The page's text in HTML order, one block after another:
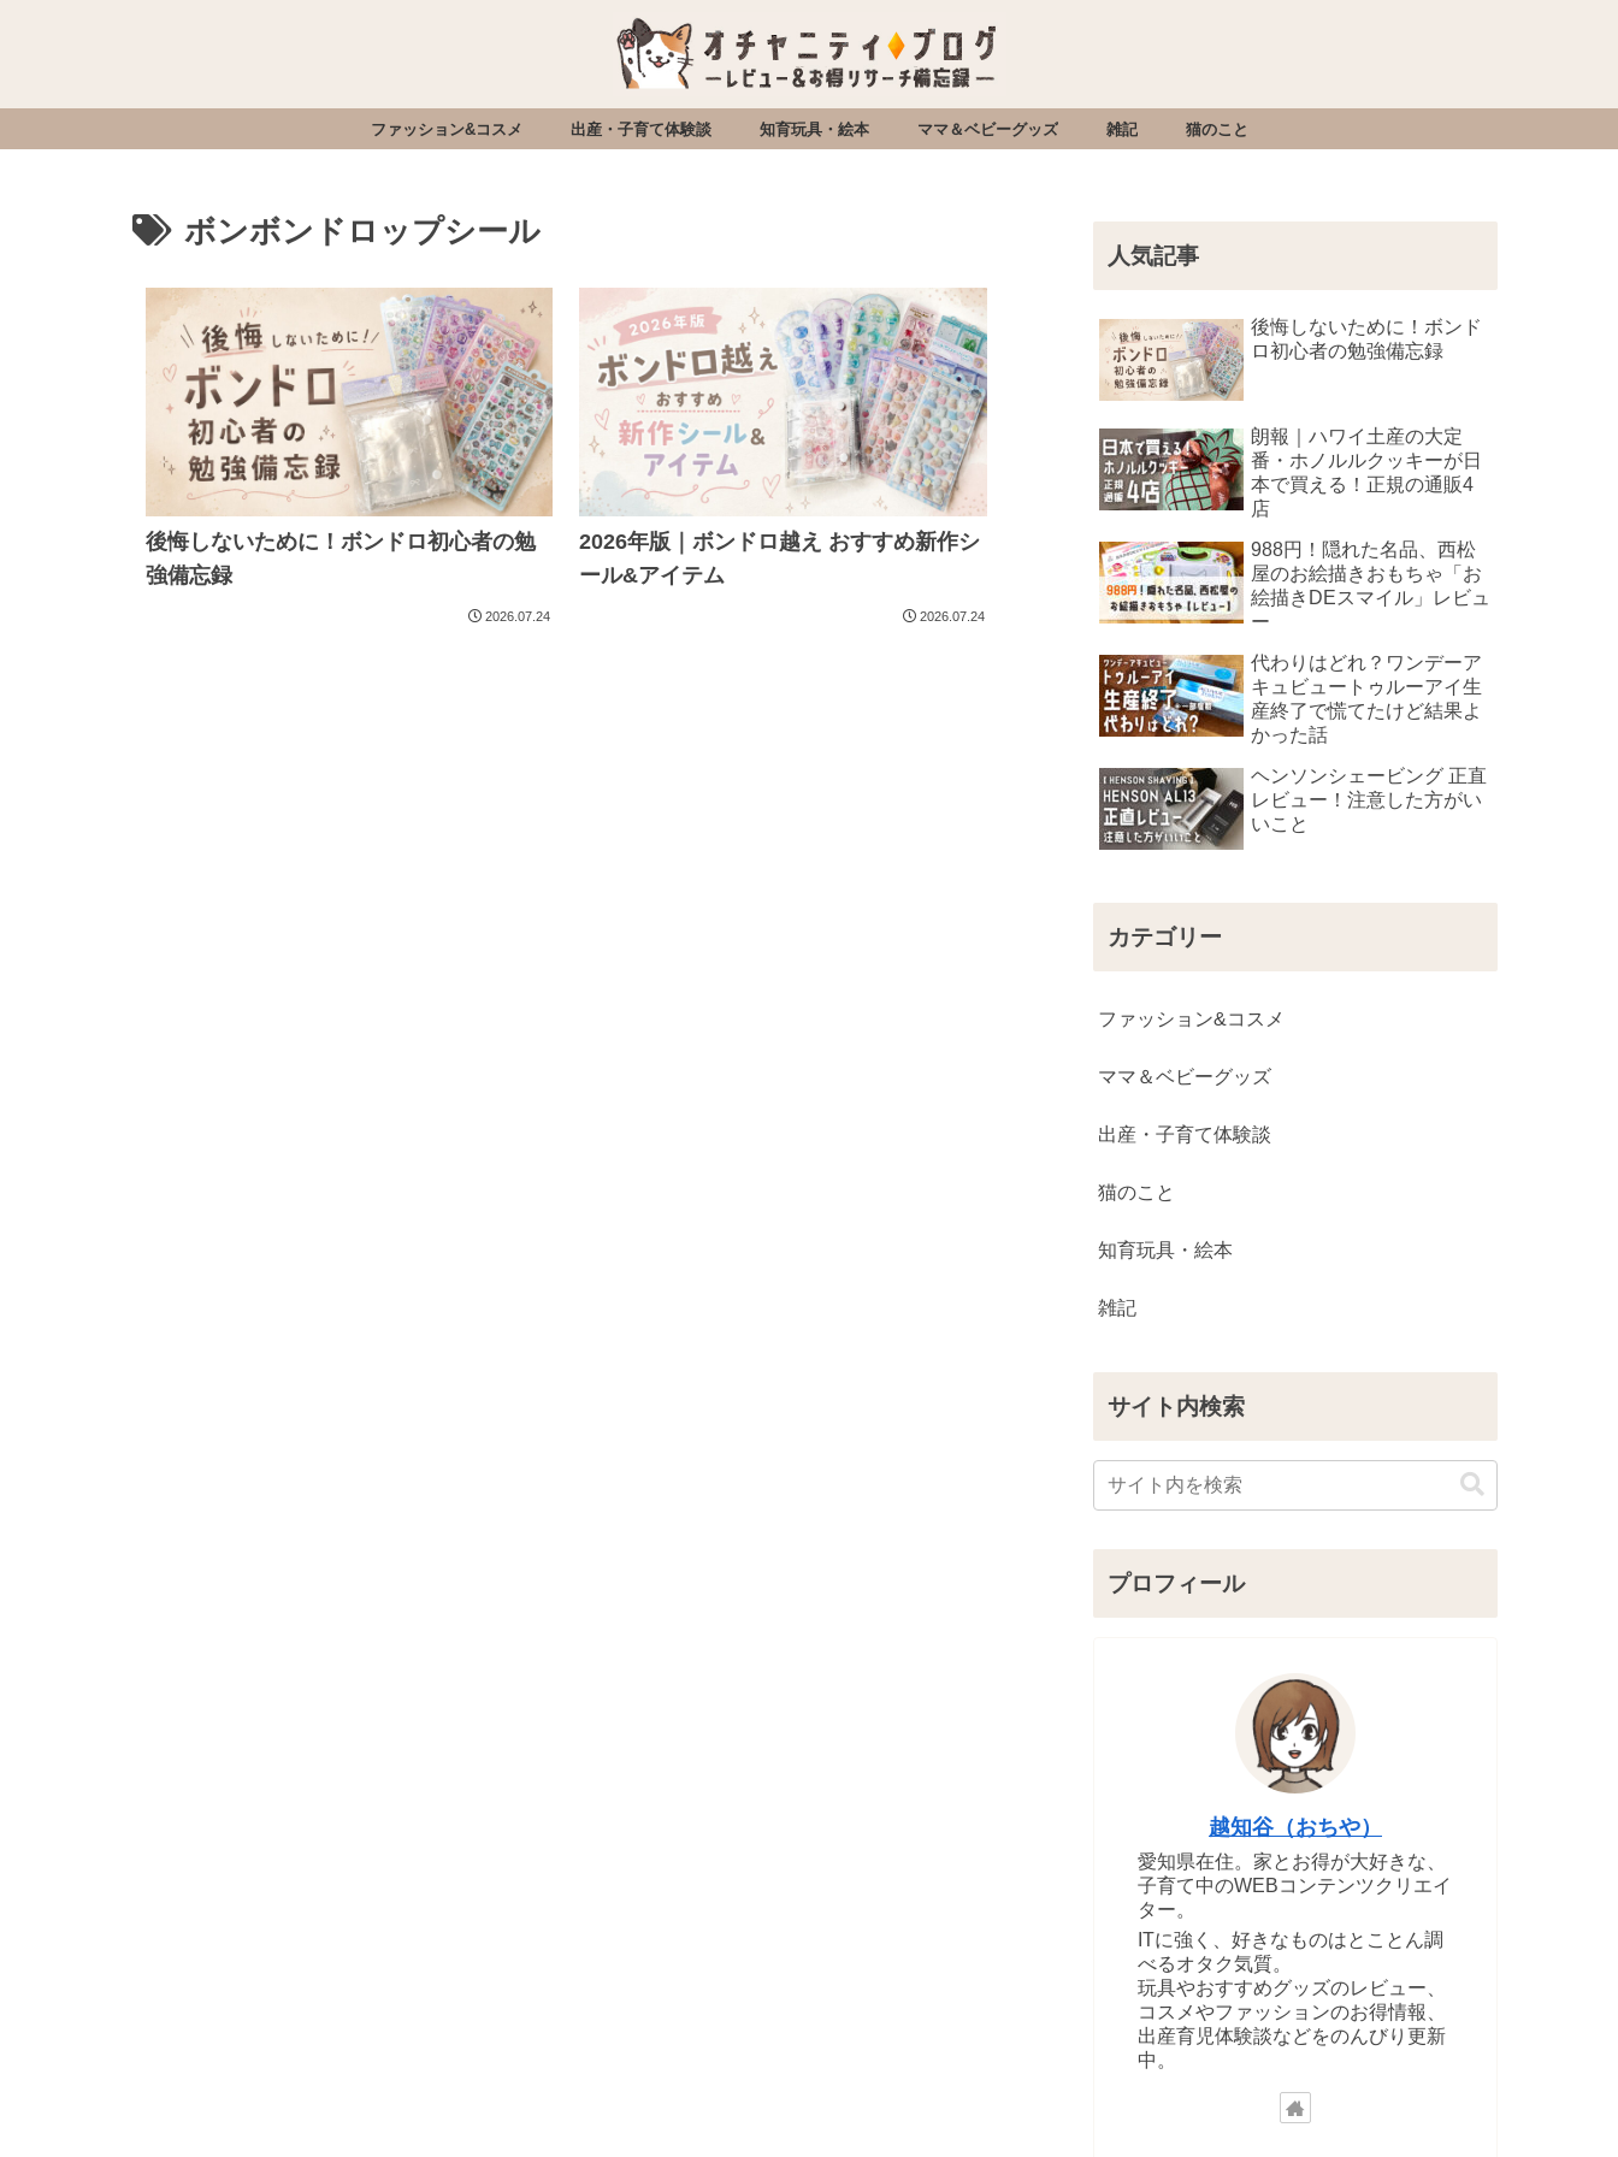
ファッション&コスメ 出産・子育て体験談 知育玩具・絵本 ママ＆ベビーグッズ 雑記 猫のこと
ボンボンドロップシール
後悔しないために！ボンドロ初心者の勉
強備忘録
2026.07.24
2026年版｜ボンドロ越え おすすめ新作シ
ール&アイテム
2026.07.24
人気記事
後悔しないために！ボンド
ロ初心者の勉強備忘録
朗報｜ハワイ土産の大定
番・ホノルルクッキーが日
本で買える！正規の通販4
店
988円！隠れた名品、西松
屋のお絵描きおもちゃ「お
絵描きDEスマイル」レビュ
ー
代わりはどれ？ワンデーア
キュビュートゥルーアイ生
産終了で慌てたけど結果よ
かった話
ヘンソンシェービング 正直
レビュー！注意した方がい
いこと
カテゴリー
ファッション&コスメ
ママ＆ベビーグッズ
出産・子育て体験談
猫のこと
知育玩具・絵本
雑記
サイト内検索
プロフィール
越知谷（おちや）
愛知県在住。家とお得が大好きな、
子育て中のWEBコンテンツクリエイ
ター。
ITに強く、好きなものはとことん調
べるオタク気質。
玩具やおすすめグッズのレビュー、
コスメやファッションのお得情報、
出産育児体験談などをのんびり更新
中。